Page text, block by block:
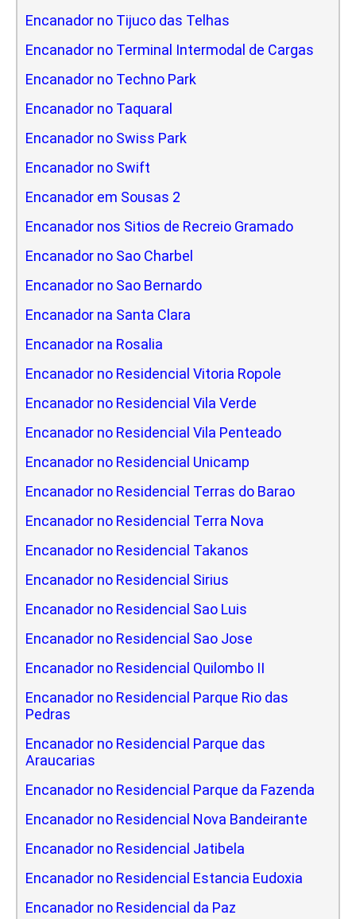
Encanador no Tijuco das Telhas
Encanador no Terminal Intermodal de Cargas
Encanador no Techno Park
Encanador no Taquaral
Encanador no Swiss Park
Encanador no Swift
Encanador em Sousas 2
Encanador nos Sitios de Recreio Gramado
Encanador no Sao Charbel
Encanador no Sao Bernardo
Encanador na Santa Clara
Encanador na Rosalia
Encanador no Residencial Vitoria Ropole
Encanador no Residencial Vila Verde
Encanador no Residencial Vila Penteado
Encanador no Residencial Unicamp
Encanador no Residencial Terras do Barao
Encanador no Residencial Terra Nova
Encanador no Residencial Takanos
Encanador no Residencial Sirius
Encanador no Residencial Sao Luis
Encanador no Residencial Sao Jose
Encanador no Residencial Quilombo II
Encanador no Residencial Parque Rio das
Pedras
Encanador no Residencial Parque das
Araucarias
Encanador no Residencial Parque da Fazenda
Encanador no Residencial Nova Bandeirante
Encanador no Residencial Jatibela
Encanador no Residencial Estancia Eudoxia
Encanador no Residencial da Paz